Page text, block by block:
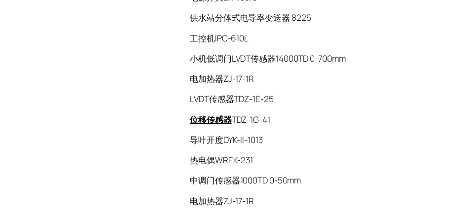
供水站分体式电导率变送器 8225
工控机IPC-610L
小机低调门LVDT传感器14000TD 0-700mm
电加热器ZJ-17-1R
LVDT传感器TDZ-1E-25
位移传感器TDZ-1G-41
导叶开度DYK-II-1013
热电偶WREK-231
中调门传感器1000TD 0-50mm
电加热器ZJ-17-1R